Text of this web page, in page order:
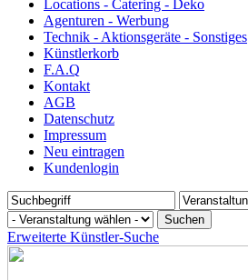
Locations - Catering - Deko
Agenturen - Werbung
Technik - Aktionsgeräte - Sonstiges
Künstlerkorb
F.A.Q
Kontakt
AGB
Datenschutz
Impressum
Neu eintragen
Kundenlogin
Erweiterte Künstler-Suche